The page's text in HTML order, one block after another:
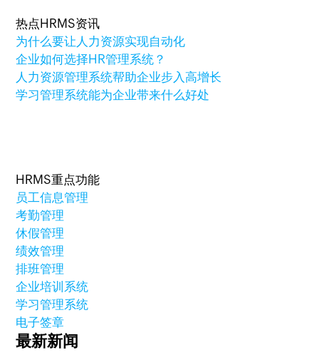
热点HRMS资讯
为什么要让人力资源实现自动化
企业如何选择HR管理系统？
人力资源管理系统帮助企业步入高增长
学习管理系统能为企业带来什么好处
HRMS重点功能
员工信息管理
考勤管理
休假管理
绩效管理
排班管理
企业培训系统
学习管理系统
电子签章
最新新闻